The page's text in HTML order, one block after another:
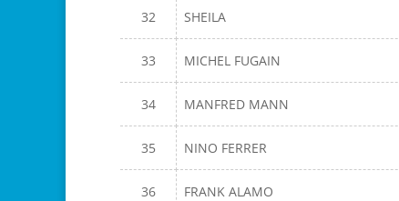
32 SHEILA
33 MICHEL FUGAIN
34 MANFRED MANN
35 NINO FERRER
36 FRANK ALAMO